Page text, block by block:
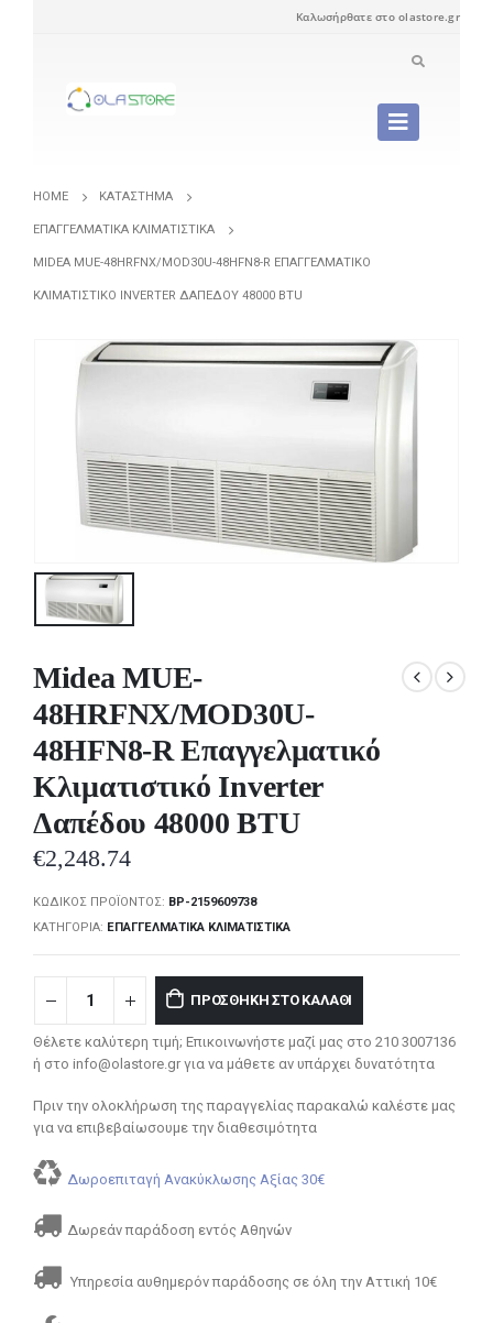
Καλωσήρθατε στο olastore.gr
HOME ΚΑΤΆΣΤΗΜΑ
ΕΠΑΓΓΕΛΜΑΤΙΚΆ ΚΛΙΜΑΤΙΣΤΙΚΆ
MIDEA MUE-48HRFNX/MOD30U-48HFN8-R ΕΠΑΓΓΕΛΜΑΤΙΚΌ
ΚΛΙΜΑΤΙΣΤΙΚΌ INVERTER ΔΑΠΈΔΟΥ 48000 BTU
Midea MUE-
48HRFNX/MOD30U-
48HFN8-R Επαγγελματικό
Κλιματιστικό Inverter
Δαπέδου 48000 BTU
€2,248.74
ΚΩΔΙΚΌΣ ΠΡΟΪΌΝΤΟΣ: BP-2159609738
ΚΑΤΗΓΟΡΊΑ: ΕΠΑΓΓΕΛΜΑΤΙΚΆ ΚΛΙΜΑΤΙΣΤΙΚΆ
ΠΡΟΣΘΉΚΗ ΣΤΟ ΚΑΛΆΘΙ
Θέλετε καλύτερη τιμή; Επικοινωνήστε μαζί μας στο 210 3007136
ή στο info@olastore.gr για να μάθετε αν υπάρχει δυνατότητα
Πριν την ολοκλήρωση της παραγγελίας παρακαλώ καλέστε μας
για να επιβεβαίωσουμε την διαθεσιμότητα
Δωροεπιταγή Ανακύκλωσης Αξίας 30€
Δωρεάν παράδοση εντός Αθηνών
Υπηρεσία αυθημερόν παράδοσης σε όλη την Αττική 10€